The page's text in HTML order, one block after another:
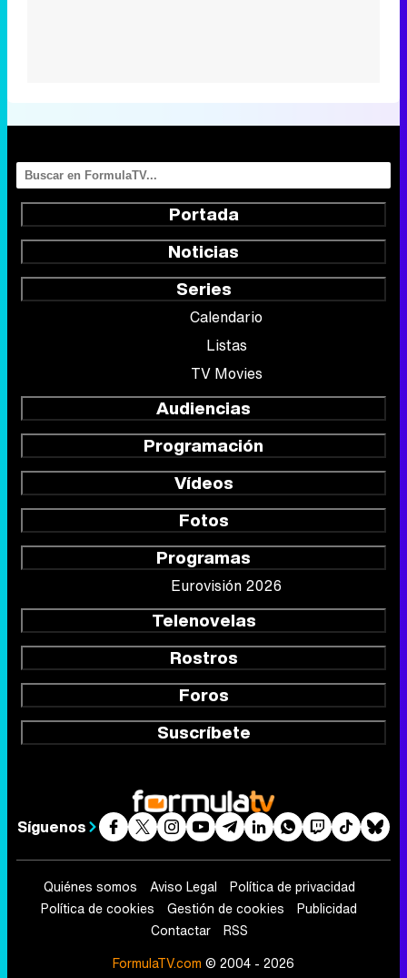
Portada
Noticias
Series
Calendario
Listas
TV Movies
Audiencias
Programación
Vídeos
Fotos
Programas
Eurovisión 2026
Telenovelas
Rostros
Foros
Suscríbete
Síguenos
Quiénes somos Aviso Legal
Política de privacidad
Política de cookies
Gestión de cookies
Publicidad
Contactar
RSS
FormulaTV.com © 2004 - 2026